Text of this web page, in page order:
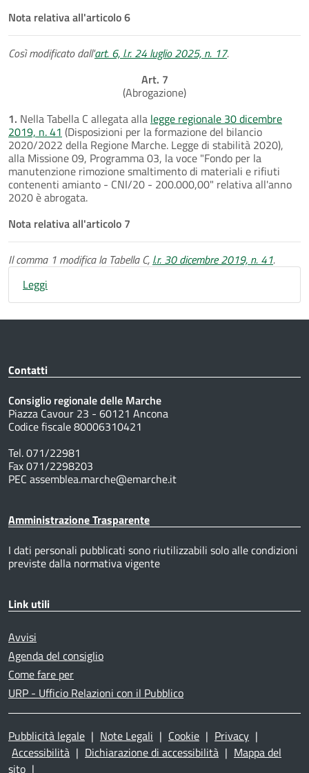
Nota relativa all'articolo 6
Così modificato dall'art. 6, l.r. 24 luglio 2025, n. 17.
Art. 7
(Abrogazione)
1. Nella Tabella C allegata alla legge regionale 30 dicembre
2019, n. 41 (Disposizioni per la formazione del bilancio
2020/2022 della Regione Marche. Legge di stabilità 2020),
alla Missione 09, Programma 03, la voce "Fondo per la
manutenzione rimozione smaltimento di materiali e rifiuti
contenenti amianto - CNI/20 - 200.000,00" relativa all'anno
2020 è abrogata.
Nota relativa all'articolo 7
Il comma 1 modifica la Tabella C, l.r. 30 dicembre 2019, n. 41.
Leggi
Contatti
Consiglio regionale delle Marche
Piazza Cavour 23 - 60121 Ancona
Codice fiscale 80006310421
Tel. 071/22981
Fax 071/2298203
PEC assemblea.marche@emarche.it
Amministrazione Trasparente
I dati personali pubblicati sono riutilizzabili solo alle condizioni
previste dalla normativa vigente
Link utili
Avvisi
Agenda del consiglio
Come fare per
URP - Ufficio Relazioni con il Pubblico
Pubblicità legale | Note Legali | Cookie | Privacy |
Accessibilità | Dichiarazione di accessibilità | Mappa del
sito |